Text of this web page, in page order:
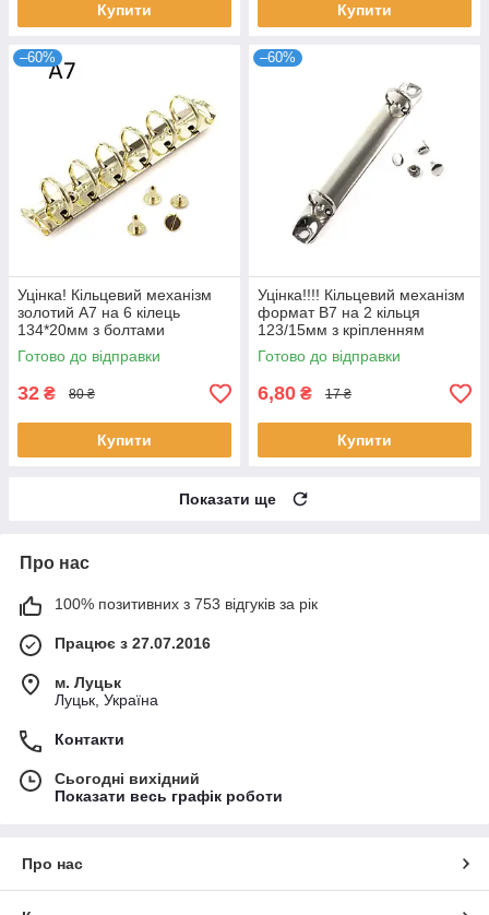
Купити Купити
–60%
Уцінка! Кільцевий механізм
золотий А7 на 6 кілець
134*20мм з болтами
потертості\вм'ятини KMB047
Готово до відправки
32 ₴ 80 ₴
Купити
–60%
Уцінка!!!! Кільцевий механізм
формат В7 на 2 кільця
123/15мм з кріпленням
(невеликі вм'ятини) KMB049
Готово до відправки
6,80 ₴ 17 ₴
Купити
Показати ще
Про нас
100% позитивних з 753 відгуків за рік
Працює з 27.07.2016
м. Луцьк
Луцьк, Україна
Контакти
Сьогодні вихідний
Показати весь графік роботи
Про нас